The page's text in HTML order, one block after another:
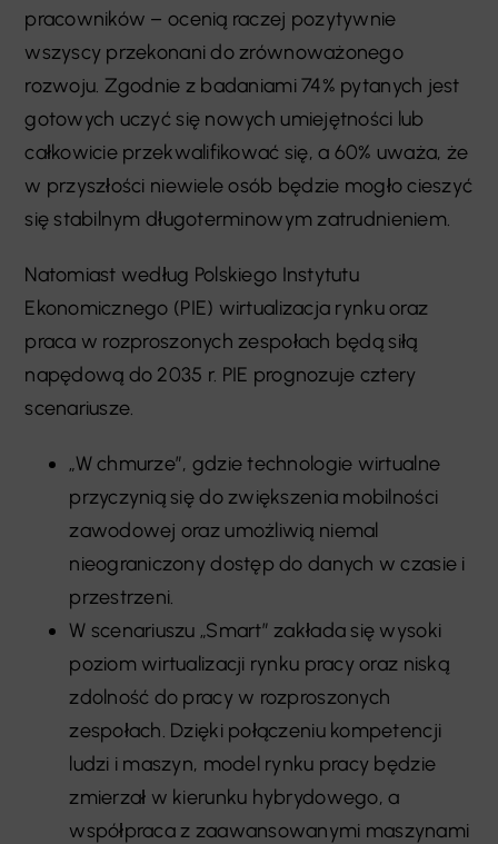
pracowników – ocenią raczej pozytywnie
wszyscy przekonani do zrównoważonego
rozwoju. Zgodnie z badaniami 74% pytanych jest
gotowych uczyć się nowych umiejętności lub
całkowicie przekwalifikować się, a 60% uważa, że
w przyszłości niewiele osób będzie mogło cieszyć
się stabilnym długoterminowym zatrudnieniem.
Natomiast według Polskiego Instytutu
Ekonomicznego (PIE) wirtualizacja rynku oraz
praca w rozproszonych zespołach będą siłą
napędową do 2035 r. PIE prognozuje cztery
scenariusze.
„W chmurze”, gdzie technologie wirtualne
przyczynią się do zwiększenia mobilności
zawodowej oraz umożliwią niemal
nieograniczony dostęp do danych w czasie i
przestrzeni.
W scenariuszu „Smart” zakłada się wysoki
poziom wirtualizacji rynku pracy oraz niską
zdolność do pracy w rozproszonych
zespołach. Dzięki połączeniu kompetencji
ludzi i maszyn, model rynku pracy będzie
zmierzał w kierunku hybrydowego, a
współpraca z zaawansowanymi maszynami